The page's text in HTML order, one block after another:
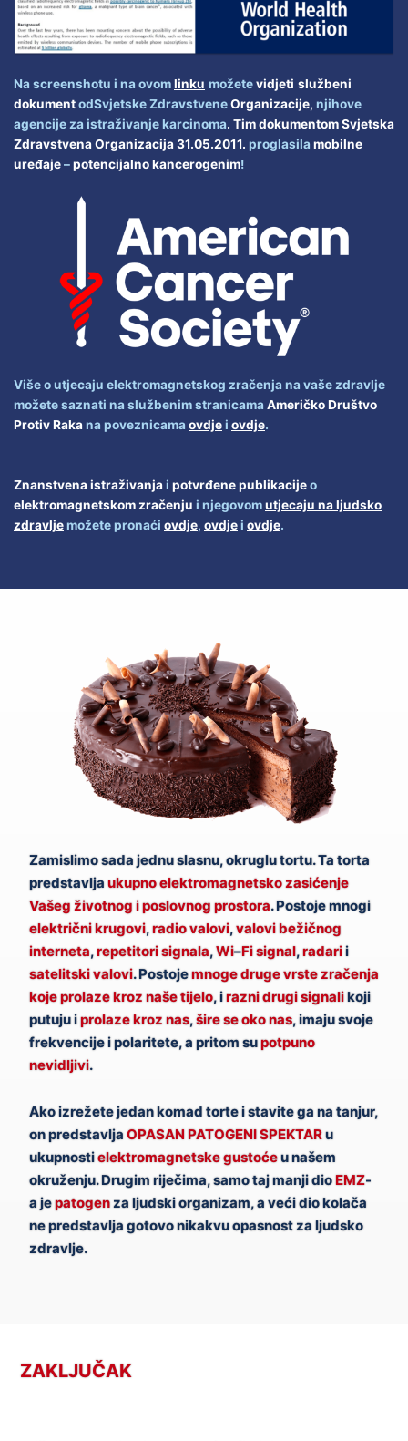
Na screenshotu i na ovomlinku možetevidjeti službeni
dokumentodSvjetske ZdravstveneOrganizacije, njihove
agencije za istraživanje karcinoma. Tim dokumentomSvjetska
Zdravstvena Organizacija 31.05.2011. proglasila mobilne
uređaje–potencijalno kancerogenim!
Više o utjecaju elektromagnetskog zračenja na vaše zdravlje
možete saznati na službenim stranicama Američko Društvo
Protiv Rakana poveznicama ovdjei ovdje.
Znanstvena istraživanjai potvrđene publikacijeo
elektromagnetskom zračenju i njegovomutjecaju na ljudsko
zdravljemožete pronaći ovdje, ovdjei ovdje.
Zamislimo sada jednu slasnu, okruglu tortu. Ta torta
predstavljaukupno elektromagnetsko zasićenje
Vašeg životnog i poslovnog prostora. Postoje mnogi
električni krugovi,radio valovi,valovi bežičnog
interneta,repetitori signala,Wi–Fisignal,radarii
satelitski valovi. Postojemnoge druge vrste zračenja
koje prolaze kroz naše tijelo, irazni drugi signalikoji
putuju iprolaze kroz nas,šire se oko nas, imaju svoje
frekvencije i polaritete, a pritom supotpuno
nevidljivi.
Ako izrežete jedan komad torte i stavite ga na tanjur,
on predstavljaOPASAN PATOGENI SPEKTARu
ukupnostielektromagnetske gustoćeu našem
okruženju. Drugim riječima, samo taj manji dioEMZ-
a jepatogenza ljudski organizam, a veći dio kolača
ne predstavlja gotovo nikakvu opasnost za ljudsko
zdravlje.
ZAKLJUČAK